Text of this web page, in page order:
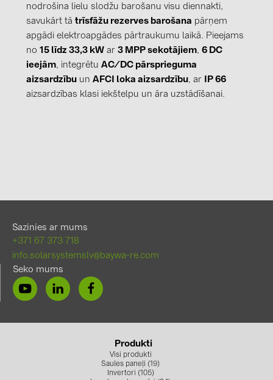
nodrošina lielu slodžu barošanu visu diennakti,
savukārt tā trīsfāžu rezerves barošana pārņem
apgādi elektroapgādes pārtraukumu laikā. Pieejams
no 15 līdz 33,3 kWar 3 MPP sekotājiem, 6 DC
ieejām, integrētu AC/DC pārsprieguma
aizsardzībuun AFCI loka aizsardzību, ar
IP 66
aizsardzības klasi iekštelpu un āra uzstādīšanai.
Sazinies ar mums
+371 67 373 718
info.solarsystemslv@baywa-re.com
Seko mums
Produkti
Visi produkti
Saules paneļi (19)
Invertori (105)